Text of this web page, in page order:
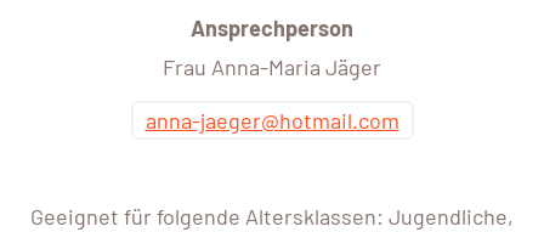
Ansprechperson
Frau Anna-Maria Jäger
anna-jaeger@hotmail.com
Geeignet für folgende Altersklassen: Jugendliche,